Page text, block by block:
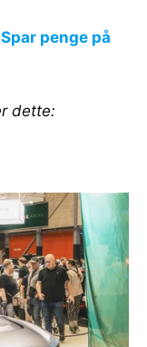
penge på
dette: